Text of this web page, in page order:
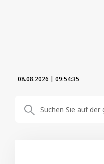
08.08.2026 | 09:54:37